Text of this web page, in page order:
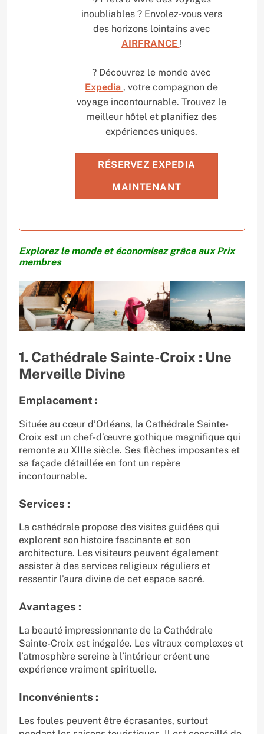
inoubliables ? Envolez-vous vers
des horizons lointains avec
AIRFRANCE !
? Découvrez le monde avec
Expedia , votre compagnon de
voyage incontournable. Trouvez le
meilleur hôtel et planifiez des
expériences uniques.
RÉSERVEZ EXPEDIA
MAINTENANT
Explorez le monde et économisez grâce aux Prix
membres
1. Cathédrale Sainte-Croix : Une
Merveille Divine
Emplacement :
Située au cœur d’Orléans, la Cathédrale Sainte-
Croix est un chef-d’œuvre gothique magnifique qui
remonte au XIIIe siècle. Ses flèches imposantes et
sa façade détaillée en font un repère
incontournable.
Services :
La cathédrale propose des visites guidées qui
explorent son histoire fascinante et son
architecture. Les visiteurs peuvent également
assister à des services religieux réguliers et
ressentir l’aura divine de cet espace sacré.
Avantages :
La beauté impressionnante de la Cathédrale
Sainte-Croix est inégalée. Les vitraux complexes et
l’atmosphère sereine à l’intérieur créent une
expérience vraiment spirituelle.
Inconvénients :
Les foules peuvent être écrasantes, surtout